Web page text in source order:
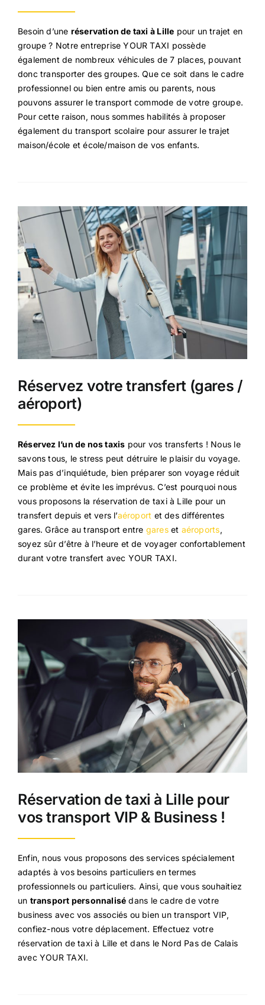
Besoin d’une réservation de taxi à Lille pour un trajet en
groupe ? Notre entreprise YOUR TAXI possède
également de nombreux véhicules de 7 places, pouvant
donc transporter des groupes. Que ce soit dans le cadre
professionnel ou bien entre amis ou parents, nous
pouvons assurer le transport commode de votre groupe.
Pour cette raison, nous sommes habilités à proposer
également du transport scolaire pour assurer le trajet
maison/école et école/maison de vos enfants.
Réservez votre transfert (gares /
aéroport)
Réservez l’un de nos taxis pour vos transferts ! Nous le
savons tous, le stress peut détruire le plaisir du voyage.
Mais pas d’inquiétude, bien préparer son voyage réduit
ce problème et évite les imprévus. C’est pourquoi nous
vous proposons la réservation de taxi à Lille pour un
transfert depuis et vers l’aéroport et des différentes
gares. Grâce au transport entre gareset aéroports,
soyez sûr d’être à l’heure et de voyager confortablement
durant votre transfert avec YOUR TAXI.
Réservation de taxi à Lille pour
vos transport VIP & Business !
Enfin, nous vous proposons des services spécialement
adaptés à vos besoins particuliers en termes
professionnels ou particuliers. Ainsi, que vous souhaitiez
un transport personnalisé dans le cadre de votre
business avec vos associés ou bien un transport VIP,
confiez-nous votre déplacement. Effectuez votre
réservation de taxi à Lille et dans le Nord Pas de Calais
avec YOUR TAXI.